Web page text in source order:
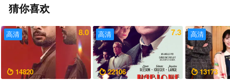
猜你喜欢
高清 8.0
 14820
高清 7.3
22106
高清
13173